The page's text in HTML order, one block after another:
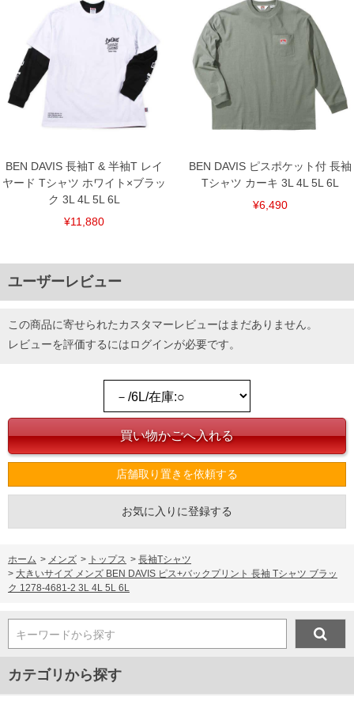
BEN DAVIS 長袖T & 半袖T レイ
ヤード Tシャツ ホワイト×ブラッ
ク 3L 4L 5L 6L
¥11,880
BEN DAVIS ピスポケット付 長袖
Tシャツ カーキ 3L 4L 5L 6L
¥6,490
ユーザーレビュー
この商品に寄せられたカスタマーレビューはまだありません。
レビューを評価するにはログインが必要です。
店舗取り置きを依頼する
お気に入りに登録する
ホーム > メンズ > トップス > 長袖Tシャツ
> 大きいサイズ メンズ BEN DAVIS ピス+バックプリント 長袖 Tシャツ ブラッ
ク 1278-4681-2 3L 4L 5L 6L
キーワードから探す
カテゴリから探す